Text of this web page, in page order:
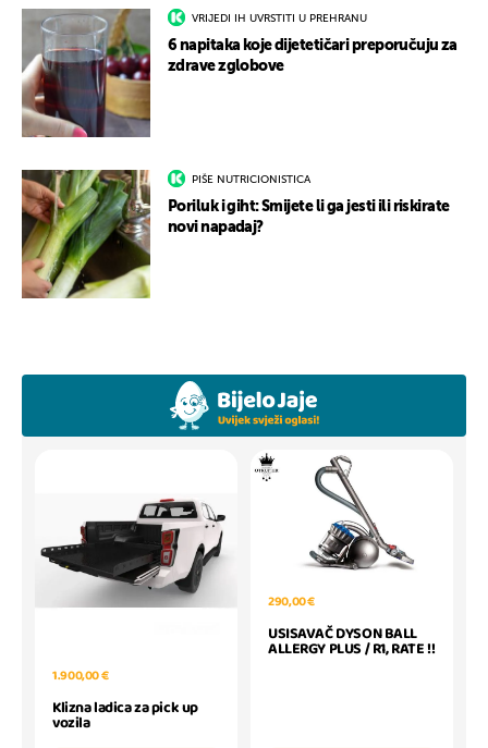
VRIJEDI IH UVRSTITI U PREHRANU
6 napitaka koje dijetetičari preporučuju za
zdrave zglobove
PIŠE NUTRICIONISTICA
Poriluk i giht: Smijete li ga jesti ili riskirate
novi napadaj?
1.900,00 €
Klizna ladica za pick up
vozila
290,00 €
USISAVAČ DYSON BALL
ALLERGY PLUS / R1, RATE !!